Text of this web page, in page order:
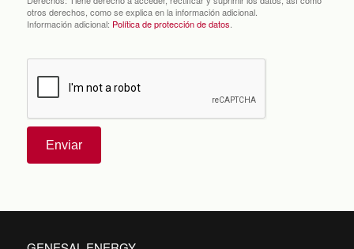
otros derechos, como se explica en la información adicional.
Información adicional: Política de protección de datos
Enviar